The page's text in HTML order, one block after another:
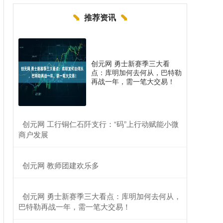
推荐资讯
创元网 勇士新赛季三大看
点：库明加何去何从，巴特勒
再战一年，需一笔大交易！
​创元网 工行铜仁石阡支行：“码”上行动赋能小微
商户发展
​创元网 教师团建欢乐多
​创元网 勇士新赛季三大看点：库明加何去何从，
巴特勒再战一年，需一笔大交易！